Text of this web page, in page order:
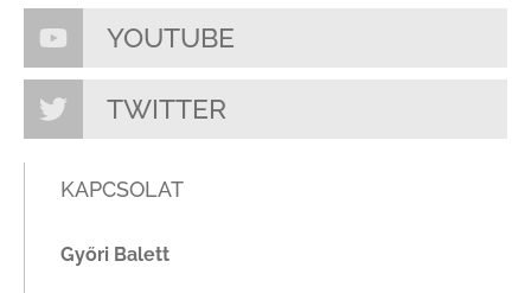
YOUTUBE
TWITTER
KAPCSOLAT
Győri Balett